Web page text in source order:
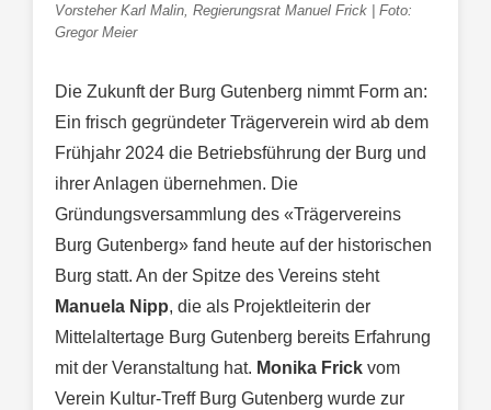
Vorsteher Karl Malin, Regierungsrat Manuel Frick | Foto:
Gregor Meier
Die Zukunft der Burg Gutenberg nimmt Form an:
Ein frisch gegründeter Trägerverein wird ab dem
Frühjahr 2024 die Betriebsführung der Burg und
ihrer Anlagen übernehmen. Die
Gründungsversammlung des «Trägervereins
Burg Gutenberg» fand heute auf der historischen
Burg statt. An der Spitze des Vereins steht
Manuela Nipp, die als Projektleiterin der
Mittelaltertage Burg Gutenberg bereits Erfahrung
mit der Veranstaltung hat. Monika Frick vom
Verein Kultur-Treff Burg Gutenberg wurde zur